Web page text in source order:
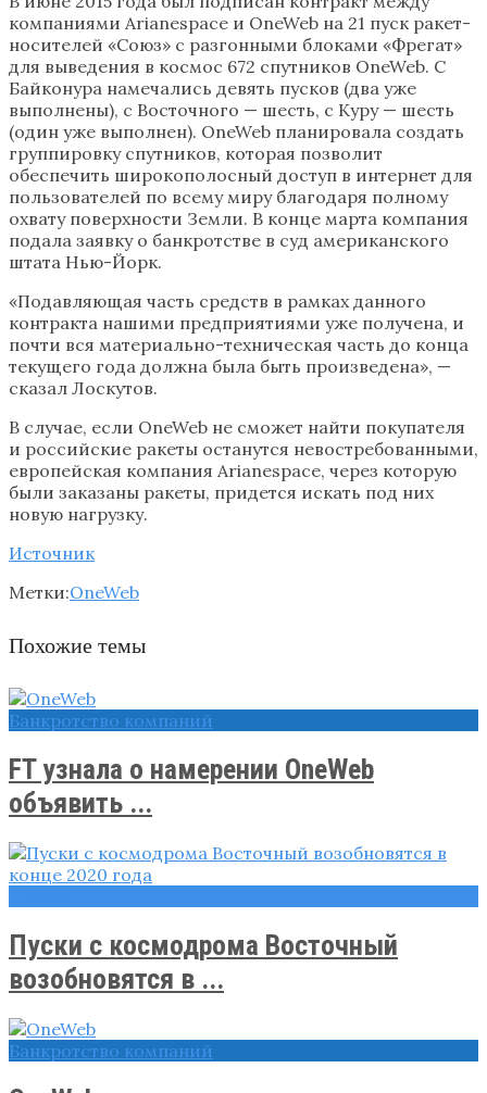
компаниями Arianespace и OneWeb на 21 пуск ракет-
носителей «Союз» с разгонными блоками «Фрегат»
для выведения в космос 672 спутников OneWeb. С
Байконура намечались девять пусков (два уже
выполнены), с Восточного — шесть, с Куру — шесть
(один уже выполнен). OneWeb планировала создать
группировку спутников, которая позволит
обеспечить широкополосный доступ в интернет для
пользователей по всему миру благодаря полному
охвату поверхности Земли. В конце марта компания
подала заявку о банкротстве в суд американского
штата Нью-Йорк.
«Подавляющая часть средств в рамках данного
контракта нашими предприятиями уже получена, и
почти вся материально-техническая часть до конца
текущего года должна была быть произведена», —
сказал Лоскутов.
В случае, если OneWeb не сможет найти покупателя
и российские ракеты останутся невостребованными,
европейская компания Arianespace, через которую
были заказаны ракеты, придется искать под них
новую нагрузку.
Источник
Метки:OneWeb
Похожие темы
Банкротство компаний
FT узнала о намерении OneWeb
объявить ...
Пуски с космодрома Восточный
возобновятся в ...
Банкротство компаний